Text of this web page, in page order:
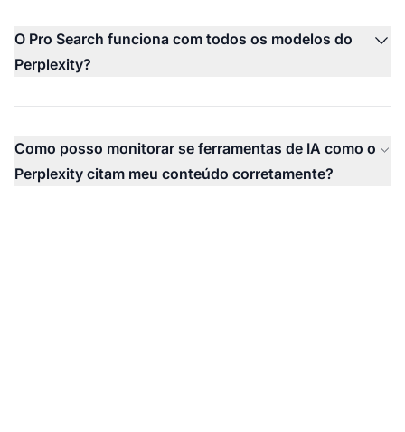
O Pro Search funciona com todos os modelos do
Perplexity?
Como posso monitorar se ferramentas de IA como o
Perplexity citam meu conteúdo corretamente?